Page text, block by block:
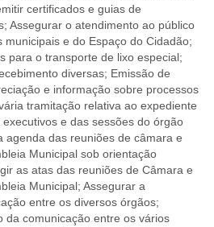
certificados e guias de
Assegurar o atendimento ao público
municipais e do Espaço do Cidadão;
para o transporte de lixo especial;
diversas; Emissão de
e informação sobre processos
tramitação relativa ao expediente
e das sessões do órgão
agenda das reuniões de câmara e
Municipal sob orientação
as atas das reuniões de Câmara e
Municipal; Assegurar a
entre os diversos órgãos;
da comunicação entre os vários